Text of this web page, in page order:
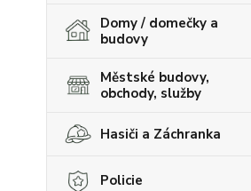
Domy / domečky a
budovy
Městské budovy,
obchody, služby
Hasiči a Záchranka
Policie